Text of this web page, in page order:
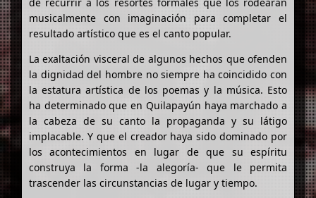
musicalmente con imaginación para completar el
resultado artístico que es el canto popular.
La exaltación visceral de algunos hechos que ofenden
la dignidad del hombre no siempre ha coincidido con
la estatura artística de los poemas y la música. Esto
ha determinado que en Quilapayún haya marchado a
la cabeza de su canto la propaganda y su látigo
implacable. Y que el creador haya sido dominado por
los acontecimientos en lugar de que su espíritu
construya la forma -la alegoría- que le permita
trascender las circunstancias de lugar y tiempo.